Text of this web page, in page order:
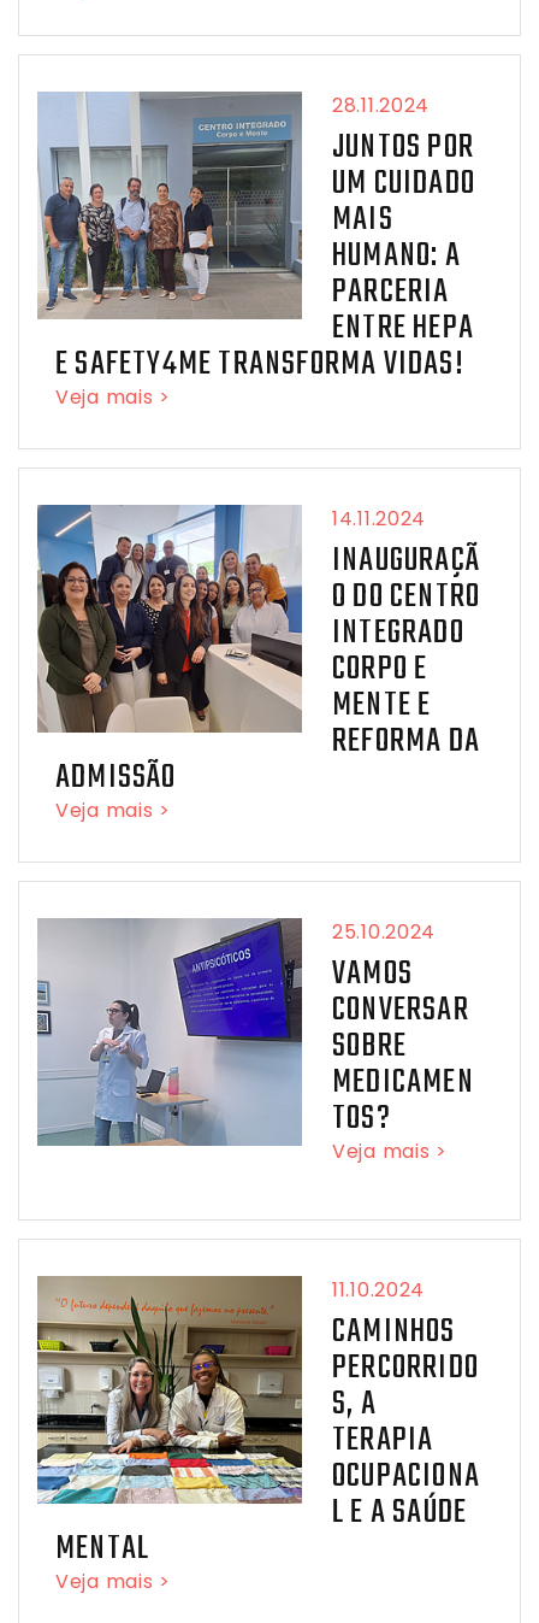
28.11.2024
JUNTOS POR
UM CUIDADO
MAIS
HUMANO: A
PARCERIA
ENTRE HEPA
E SAFETY4ME TRANSFORMA VIDAS!
Veja mais >
14.11.2024
INAUGURAÇÃ
O DO CENTRO
INTEGRADO
CORPO E
MENTE E
REFORMA DA
ADMISSÃO
Veja mais >
25.10.2024
VAMOS
CONVERSAR
SOBRE
MEDICAMEN
TOS?
Veja mais >
11.10.2024
CAMINHOS
PERCORRIDO
S, A
TERAPIA
OCUPACIONA
L E A SAÚDE
MENTAL
Veja mais >